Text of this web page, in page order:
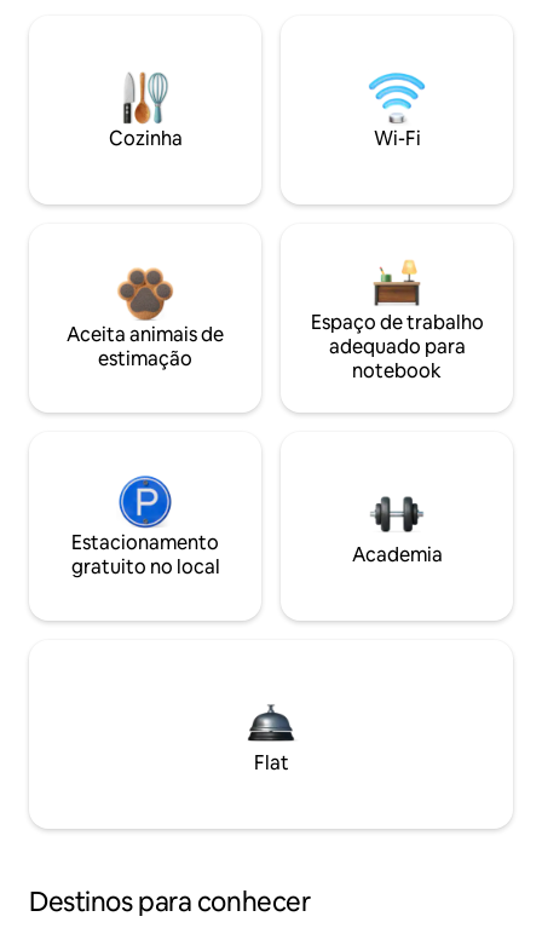
Cozinha Wi-Fi
Aceita animais de
estimação
Espaço de trabalho
adequado para
notebook
Estacionamento
gratuito no local
Academia
Flat
Destinos para conhecer